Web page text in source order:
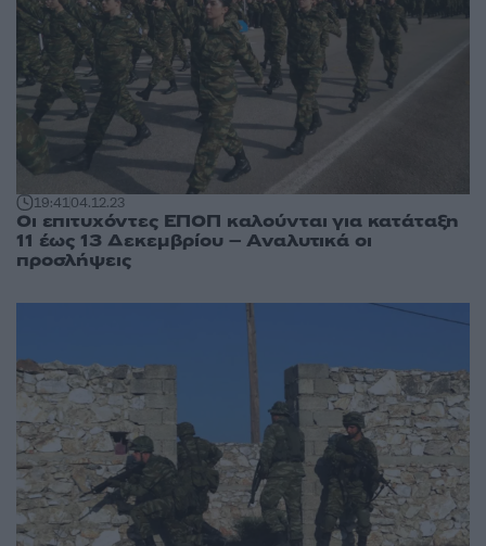
19:4104.12.23
Οι επιτυχόντες ΕΠΟΠ καλούνται για κατάταξη
11 έως 13 Δεκεμβρίου – Αναλυτικά οι
προσλήψεις